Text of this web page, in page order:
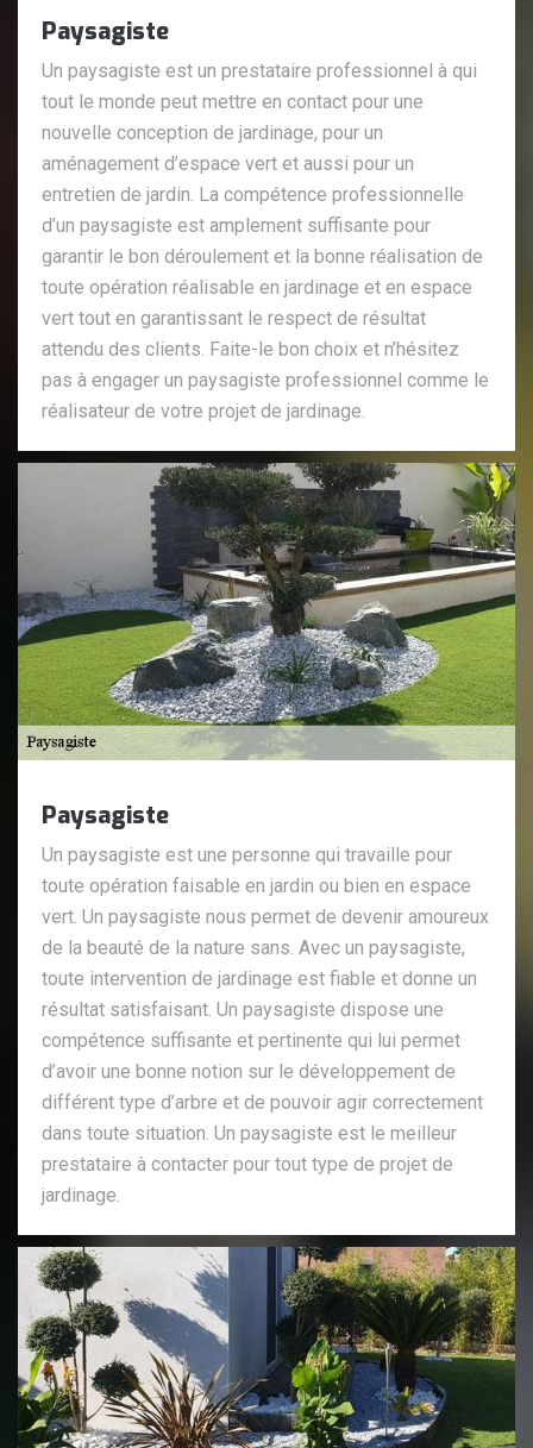
Paysagiste
Un paysagiste est un prestataire professionnel à qui
tout le monde peut mettre en contact pour une
nouvelle conception de jardinage, pour un
aménagement d’espace vert et aussi pour un
entretien de jardin. La compétence professionnelle
d’un paysagiste est amplement suffisante pour
garantir le bon déroulement et la bonne réalisation de
toute opération réalisable en jardinage et en espace
vert tout en garantissant le respect de résultat
attendu des clients. Faite-le bon choix et n’hésitez
pas à engager un paysagiste professionnel comme le
réalisateur de votre projet de jardinage.
Paysagiste
Un paysagiste est une personne qui travaille pour
toute opération faisable en jardin ou bien en espace
vert. Un paysagiste nous permet de devenir amoureux
de la beauté de la nature sans. Avec un paysagiste,
toute intervention de jardinage est fiable et donne un
résultat satisfaisant. Un paysagiste dispose une
compétence suffisante et pertinente qui lui permet
d’avoir une bonne notion sur le développement de
différent type d’arbre et de pouvoir agir correctement
dans toute situation. Un paysagiste est le meilleur
prestataire à contacter pour tout type de projet de
jardinage.